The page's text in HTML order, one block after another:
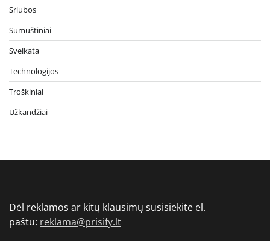
Sriubos
Sumuštiniai
Sveikata
Technologijos
Troškiniai
Užkandžiai
Dėl reklamos ar kitų klausimų susisiekite el.
paštu: reklama@prisify.lt